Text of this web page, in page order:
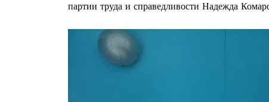
партии труда и справедливости Надежда